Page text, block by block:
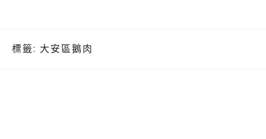
標籤: 大安區鵝肉